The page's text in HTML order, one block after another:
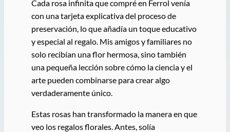
Cada rosa infinita que compré en Ferrol venía
con una tarjeta explicativa del proceso de
preservación, lo que añadía un toque educativo
y especial al regalo. Mis amigos y familiares no
solo recibían una flor hermosa, sino también
una pequeña lección sobre cómo la ciencia y el
arte pueden combinarse para crear algo
verdaderamente único.
Estas rosas han transformado la manera en que
veo los regalos florales. Antes, solía